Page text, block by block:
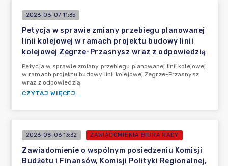
2026-08-07 11:35
Petycja w sprawie zmiany przebiegu planowanej
linii kolejowej w ramach projektu budowy linii
kolejowej Zegrze-Przasnysz wraz z odpowiedzią
Petycja w sprawie zmiany przebiegu planowanej linii kolejowej
w ramach projektu budowy linii kolejowej Zegrze-Przasnysz
wraz z odpowiedzią
CZYTAJ WIĘCEJ
2026-08-06 13:32 ZAWIADOMIENIA BIURA RADY
Zawiadomienie o wspólnym posiedzeniu Komisji
Budżetu i Finansów, Komisji Polityki Regionalnej,